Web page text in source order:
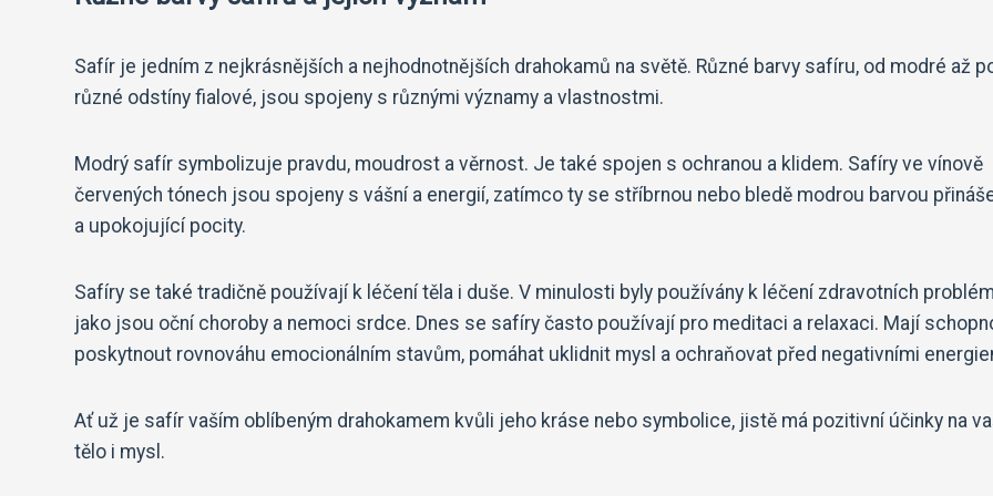
Safír je jedním z nejkrásnějších a nejhodnotnějších drahokamů na světě. Různé barvy safíru, od modré až
různé odstíny fialové, jsou spojeny s různými významy a vlastnostmi.
Modrý safír symbolizuje pravdu, moudrost a věrnost. Je také spojen s ochranou a klidem. Safíry ve vínově
červených tónech jsou spojeny s vášní a energií, zatímco ty se stříbrnou nebo bledě modrou barvou
a upokojující pocity.
Safíry se také tradičně používají k léčení těla i duše. V minulosti byly používány k léčení zdravotních
jako jsou oční choroby a nemoci srdce. Dnes se safíry často používají pro meditaci a relaxaci. Mají
poskytnout rovnováhu emocionálním stavům, pomáhat uklidnit mysl a ochraňovat před negativními
Ať už je safír vaším oblíbeným drahokamem kvůli jeho kráse nebo symbolice, jistě má pozitivní účinky na
tělo i mysl.